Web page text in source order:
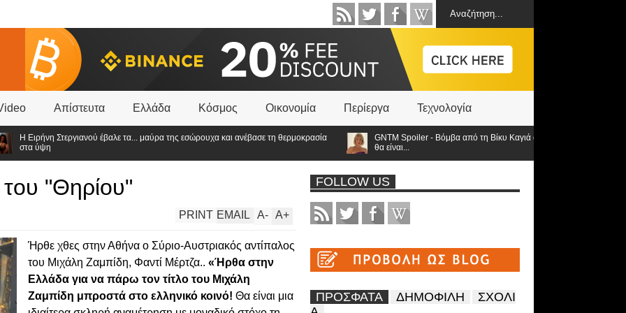
Απίστευτα Ελλάδα Κόσμος Οικονομία Περίεργα Τεχνολογία
Η Ειρήνη Στεργιανού έβαλε τα... μαύρα της εσώρουχα και ανέβασε τη θερμοκρασία
στα ύψη
GNTM Spoiler - Βόμβα από τη Βίκυ Καγιά ανατρέπει τα πάντα: Στον
θα είναι...
"Θηρίου"
A+
A-
EMAIL
PRINT
Ήρθε χθες στην Αθήνα ο Σύριο-Αυστριακός αντίπαλος
του Μιχάλη Ζαμπίδη, Φαντί Μέρτζα.. «Ήρθα στην
Ελλάδα για να πάρω τον τίτλο του Μιχάλη
Ζαμπίδη μπροστά στο ελληνικό κοινό! Θα είναι μια
FOLLOW US
ΠΡΟΣΦΑΤΑ ΔΗΜΟΦΙΛΗ
ΣΧΟΛΙ